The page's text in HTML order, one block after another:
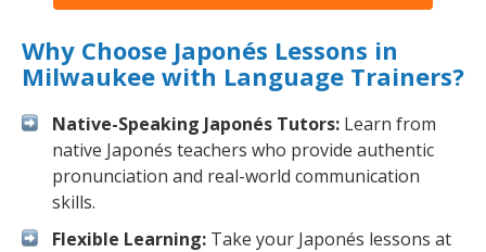
Why Choose Japonés Lessons in
Milwaukee with Language Trainers?
Native-Speaking Japonés Tutors: Learn from
native Japonés teachers who provide authentic
pronunciation and real-world communication
skills.
Flexible Learning: Take your Japonés lessons at